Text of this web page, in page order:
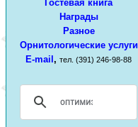
Гостевая книга
Награды
Разное
Орнитологические услуги
E-mail , тел. (391) 246-98-88